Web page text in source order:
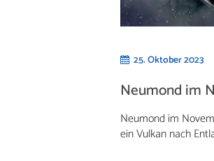
25. Oktober 2023
Neumond im
Neumond im
ein Vulkan nach